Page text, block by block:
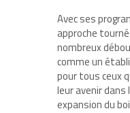
Avec ses
approche
nombreux
comme un
pour tous ceux
leur avenir dans
expansion du